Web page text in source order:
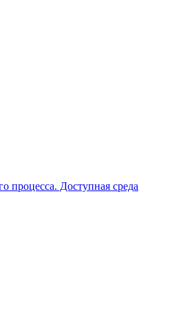
процесса. Доступная среда